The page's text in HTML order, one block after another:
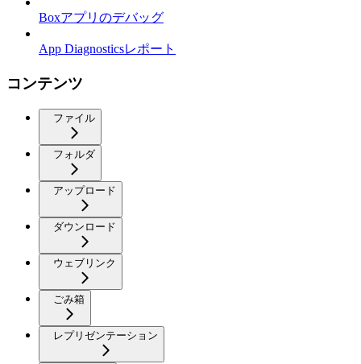
Boxアプリのデバッグ
App Diagnosticsレポート
コンテンツ
ファイル
フォルダ
アップロード
ダウンロード
ウェブリンク
ごみ箱
レプリゼンテーション